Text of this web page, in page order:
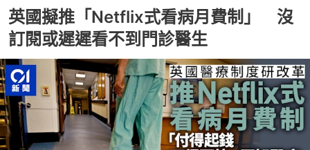
英國擬推「Netflix式看病月費制」 沒
訂閱或遲遲看不到門診醫生